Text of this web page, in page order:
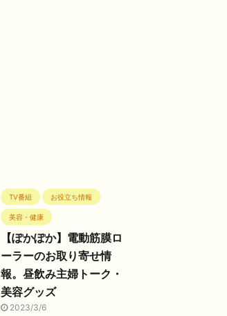
TV番組 お役立ち情報
美容・健康
【ぽかぽか】電動筋膜ロ
ーラーのお取り寄せ情
報。昼飲み主婦トーク・
美容グッズ
2023/3/6